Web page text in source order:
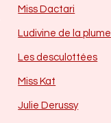
Miss Dactari
Ludivine de la plume
Les desculottées
Miss Kat
Julie Derussy